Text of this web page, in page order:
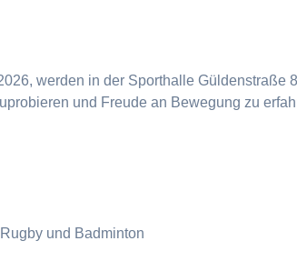
werden in der Sporthalle Güldenstraße
und Freude an Bewegung zu
und Badminton